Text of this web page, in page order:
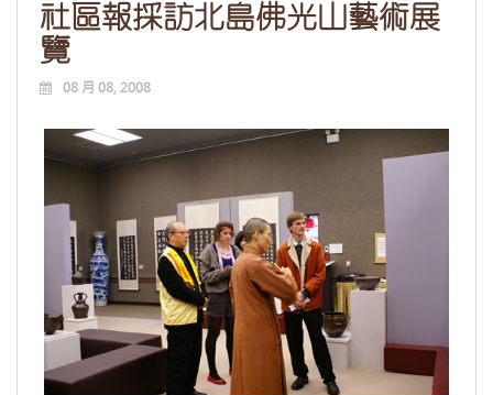
社區報採訪北島佛光山藝術展
覽
08 月 08, 2008